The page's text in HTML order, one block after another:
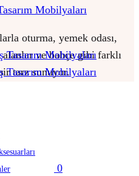
Mobilyaları
oturma, yemek odası,
ve bahçe gibi farklı
tarz sunuyor.
0